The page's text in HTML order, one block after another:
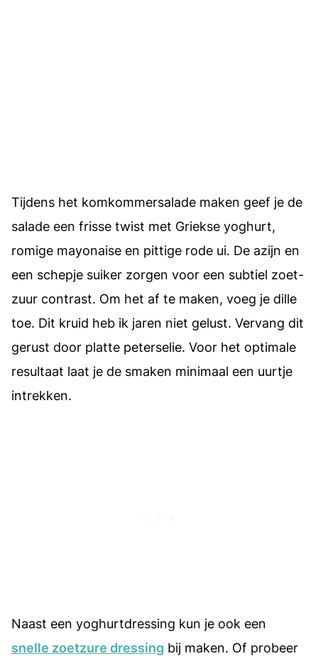
Tijdens het komkommersalade maken geef je de
salade een frisse twist met Griekse yoghurt,
romige mayonaise en pittige rode ui. De azijn en
een schepje suiker zorgen voor een subtiel zoet-
zuur contrast. Om het af te maken, voeg je dille
toe. Dit kruid heb ik jaren niet gelust. Vervang dit
gerust door platte peterselie. Voor het optimale
resultaat laat je de smaken minimaal een uurtje
intrekken.
Naast een yoghurtdressing kun je ook een
snelle zoetzure dressing bij maken. Of probeer